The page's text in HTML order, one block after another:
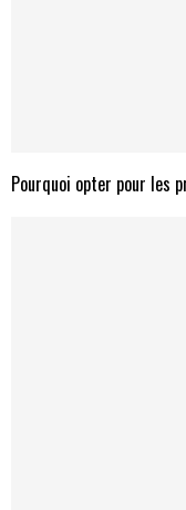
Pourquoi opter pour les